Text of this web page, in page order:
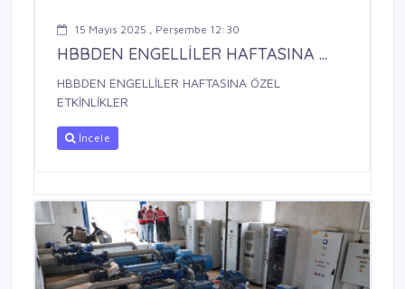
15 Mayıs 2025 , Perşembe 12:30
HBBDEN ENGELLİLER HAFTASINA ...
HBBDEN ENGELLİLER HAFTASINA ÖZEL
ETKİNLİKLER
İncele